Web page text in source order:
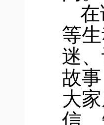
等
迷
故
大
信